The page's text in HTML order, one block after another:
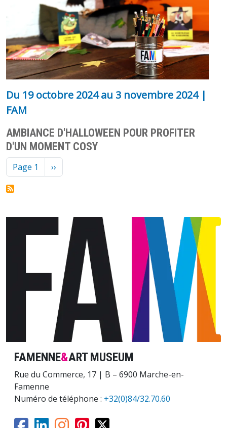
Du 19 octobre 2024au 3 novembre 2024|
FAM
AMBIANCE D'HALLOWEEN POUR PROFITER
D'UN MOMENT COSY
Pagination
Page 1 Page suivante
››
FAMENNE&ART MUSEUM
Rue du Commerce, 17 | B – 6900 Marche-en-
Famenne
Numéro de téléphone : +32(0)84/32.70.60